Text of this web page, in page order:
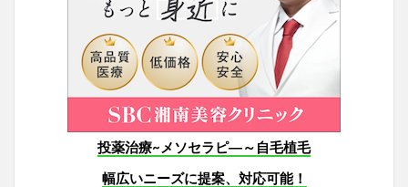
投薬治療~メソセラピ―～自毛植毛
幅広いニーズに提案、対応可能！